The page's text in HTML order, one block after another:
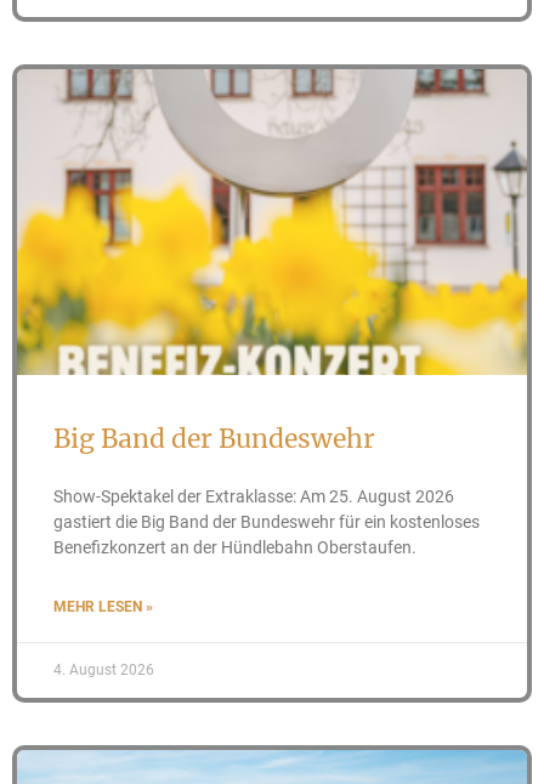
Big Band der Bundeswehr
Show-Spektakel der Extraklasse: Am 25. August 2026
gastiert die Big Band der Bundeswehr für ein kostenloses
Benefizkonzert an der Hündlebahn Oberstaufen.
MEHR LESEN »
4. August 2026